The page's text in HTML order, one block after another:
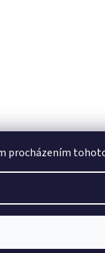
procházením